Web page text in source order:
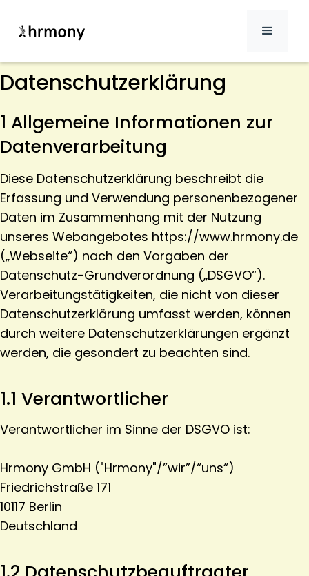
Datenschutzerklärung
1 Allgemeine Informationen zur
Datenverarbeitung
Diese Datenschutzerklärung beschreibt die
Erfassung und Verwendung personenbezogener
Daten im Zusammenhang mit der Nutzung
unseres Webangebotes https://www.hrmony.de
(„Webseite“) nach den Vorgaben der
Datenschutz-Grundverordnung („DSGVO“).
Verarbeitungstätigkeiten, die nicht von dieser
Datenschutzerklärung umfasst werden, können
durch weitere Datenschutzerklärungen ergänzt
werden, die gesondert zu beachten sind.
1.1 Verantwortlicher
Verantwortlicher im Sinne der DSGVO ist:
Hrmony GmbH ("Hrmony"/”wir”/“uns“)
Friedrichstraße 171
10117 Berlin
Deutschland